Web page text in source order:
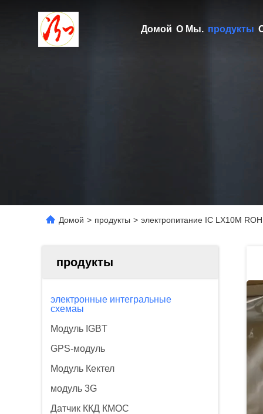
Домой О Мы. продукты
Домой > продукты > электропитание IC LX10M
продукты
электронные интегральные
схемаы
Модуль IGBT
GPS-модуль
Модуль Кектел
модуль 3G
Датчик ККД КМОС